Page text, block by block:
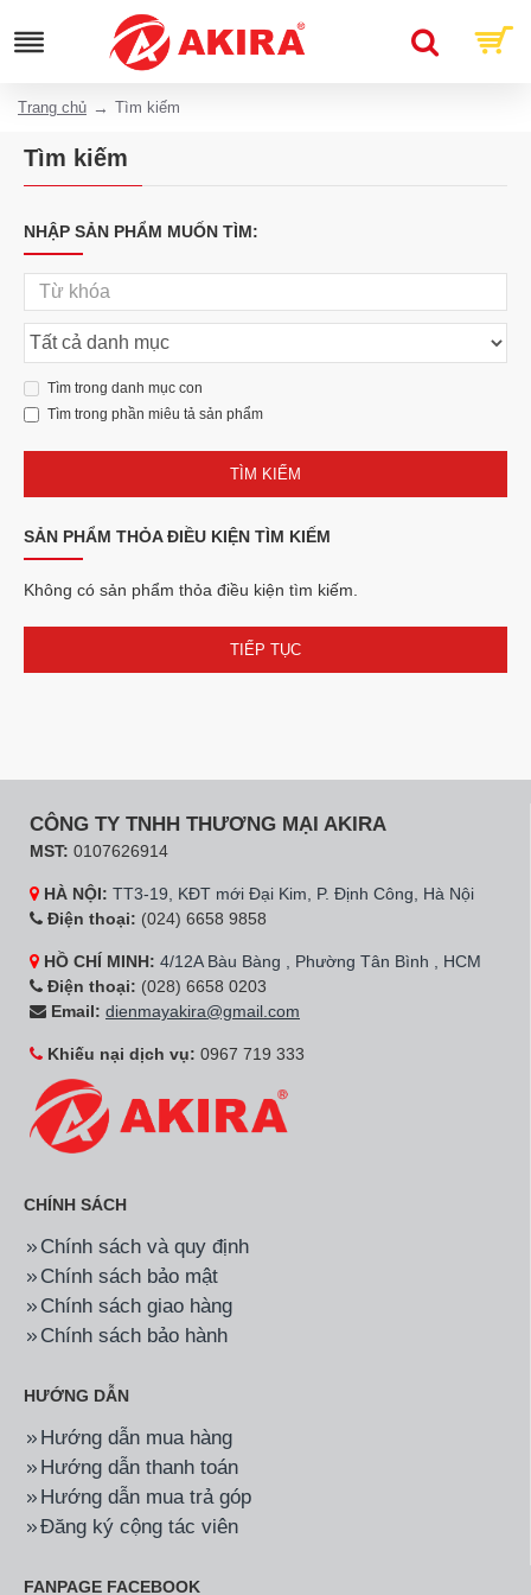
Trang chủ Tìm kiếm
Tìm kiếm
NHẬP SẢN PHẨM MUỐN TÌM:
Tìm trong danh mục con
Tìm trong phần miêu tả sản phẩm
TÌM KIẾM
SẢN PHẨM THỎA ĐIỀU KIỆN TÌM KIẾM
Không có sản phẩm thỏa điều kiện tìm kiếm.
TIẾP TỤC
CÔNG TY TNHH THƯƠNG MẠI AKIRA
MST: 0107626914
HÀ NỘI: TT3-19, KĐT mới Đại Kim, P. Định Công, Hà Nội
Điện thoại: (024) 6658 9858
HỒ CHÍ MINH: 4/12A Bàu Bàng , Phường Tân Bình , HCM
Điện thoại: (028) 6658 0203
Email: dienmayakira@gmail.com
Khiếu nại dịch vụ: 0967 719 333
CHÍNH SÁCH
Chính sách và quy định
Chính sách bảo mật
Chính sách giao hàng
Chính sách bảo hành
HƯỚNG DẪN
Hướng dẫn mua hàng
Hướng dẫn thanh toán
Hướng dẫn mua trả góp
Đăng ký cộng tác viên
FANPAGE FACEBOOK